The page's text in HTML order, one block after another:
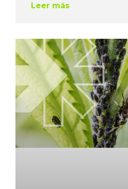
Leer más